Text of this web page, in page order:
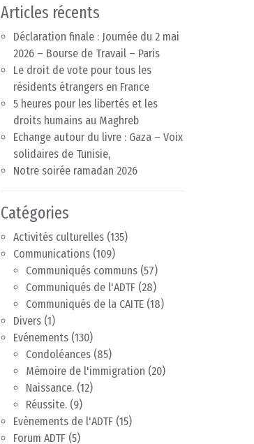
Articles récents
Déclaration finale : Journée du 2 mai
2026 – Bourse de Travail – Paris
Le droit de vote pour tous les
résidents étrangers en France
5 heures pour les libertés et les
droits humains au Maghreb
Echange autour du livre : Gaza – Voix
solidaires de Tunisie,
Notre soirée ramadan 2026
Catégories
Activités culturelles (135)
Communications (109)
Communiqués communs (57)
Communiqués de l'ADTF (28)
Communiqués de la CAITE (18)
Divers (1)
Evénements (130)
Condoléances (85)
Mémoire de l'immigration (20)
Naissance. (12)
Réussite. (9)
Evènements de l'ADTF (15)
Forum ADTF (5)